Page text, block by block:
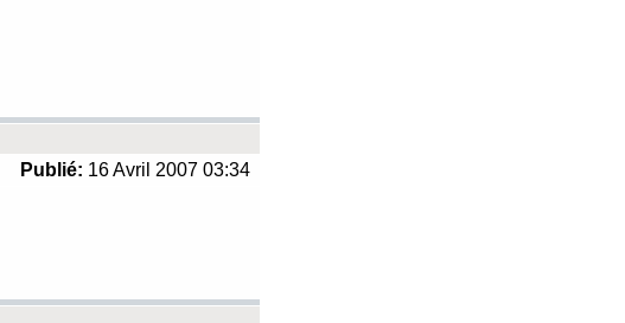
Publié: 16 Avril 2007 03:34